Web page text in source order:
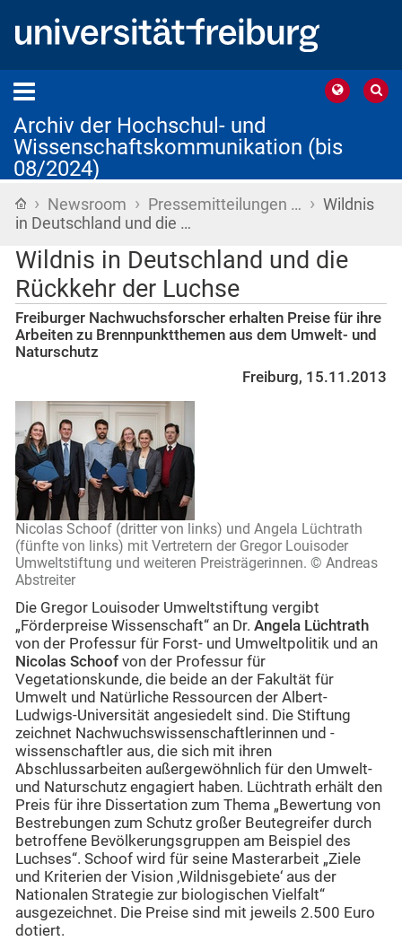
Archiv der Hochschul- und
Wissenschaftskommunikation (bis
08/2024)
Startseite
› Newsroom › Pressemitteilungen … › Wildnis
in Deutschland und die …
Wildnis in Deutschland und die
Rückkehr der Luchse
Freiburger Nachwuchsforscher erhalten Preise für ihre
Arbeiten zu Brennpunktthemen aus dem Umwelt- und
Naturschutz
Freiburg, 15.11.2013
Nicolas Schoof (dritter von links) und Angela Lüchtrath
(fünfte von links) mit Vertretern der Gregor Louisoder
Umweltstiftung und weiteren Preisträgerinnen. © Andreas
Abstreiter
Die Gregor Louisoder Umweltstiftung vergibt
„Förderpreise Wissenschaft“ an Dr. Angela Lüchtrath
von der Professur für Forst- und Umweltpolitik und an
Nicolas Schoof von der Professur für
Vegetationskunde, die beide an der Fakultät für
Umwelt und Natürliche Ressourcen der Albert-
Ludwigs-Universität angesiedelt sind. Die Stiftung
zeichnet Nachwuchswissenschaftlerinnen und -
wissenschaftler aus, die sich mit ihren
Abschlussarbeiten außergewöhnlich für den Umwelt-
und Naturschutz engagiert haben. Lüchtrath erhält den
Preis für ihre Dissertation zum Thema „Bewertung von
Bestrebungen zum Schutz großer Beutegreifer durch
betroffene Bevölkerungsgruppen am Beispiel des
Luchses“. Schoof wird für seine Masterarbeit „Ziele
und Kriterien der Vision ‚Wildnisgebiete‘ aus der
Nationalen Strategie zur biologischen Vielfalt“
ausgezeichnet. Die Preise sind mit jeweils 2.500 Euro
dotiert.